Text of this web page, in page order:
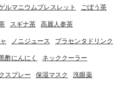
ルマニウムブレスレット ごぼう茶
スギナ茶 高麗人参茶
ノニジュース プラセンタドリンク
酢にんにく ネッククーラー
スプレー 保湿マスク 洗眼薬